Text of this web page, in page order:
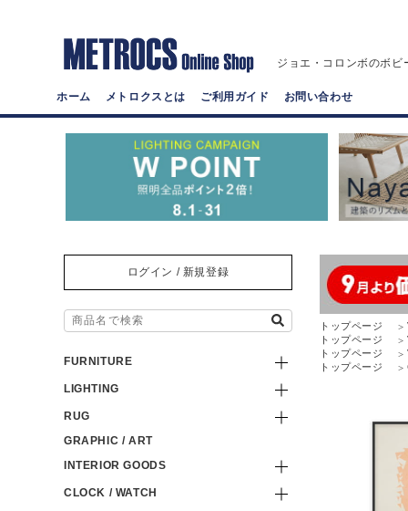
ジョエ・コロンボのボ
ホーム メトロクスとは ご利用ガイド お問い合わせ
ログイン / 新規登録
FURNITURE
LIGHTING
RUG
GRAPHIC / ART
INTERIOR GOODS
CLOCK / WATCH
トップページ
トップページ
トップページ
トップページ